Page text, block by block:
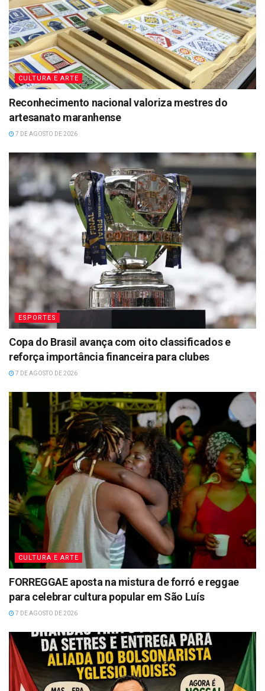
CULTURA E ARTE
Reconhecimento nacional valoriza mestres do
artesanato maranhense
7 DE AGOSTO DE 2026
ESPORTES
Copa do Brasil avança com oito classificados e
reforça importância financeira para clubes
7 DE AGOSTO DE 2026
CULTURA E ARTE
FORREGGAE aposta na mistura de forró e reggae
para celebrar cultura popular em São Luís
7 DE AGOSTO DE 2026